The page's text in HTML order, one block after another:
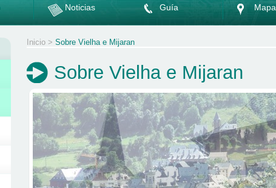
Noticias Guía Mapa
Inicio > Sobre Vielha e Mijaran
Sobre Vielha e Mijaran